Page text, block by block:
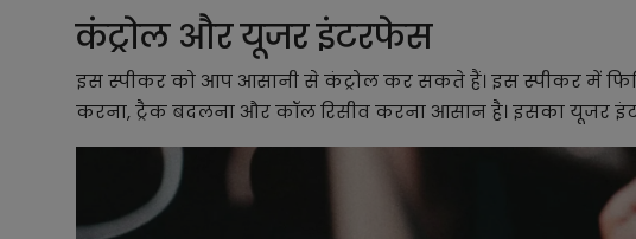
कंट्रोल और यूजर इंटरफेस
इस स्पीकर को आप आसानी से कंट्रोल कर सकते हैं। इस स्पीकर में
करना, ट्रैक बदलना और कॉल रिसीव करना आसान है। इसका यूजर